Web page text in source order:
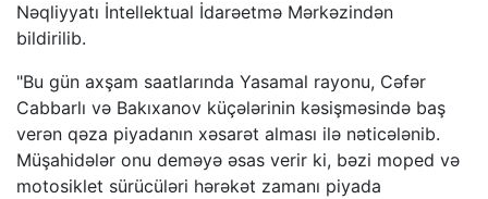
Nəqliyyatı İntellektual İdarəetmə Mərkəzindən
bildirilib.
"Bu gün axşam saatlarında Yasamal rayonu, Cəfər
Cabbarlı və Bakıxanov küçələrinin kəsişməsində baş
verən qəza piyadanın xəsarət alması ilə nəticələnib.
Müşahidələr onu deməyə əsas verir ki, bəzi moped və
motosiklet sürücüləri hərəkət zamanı piyada